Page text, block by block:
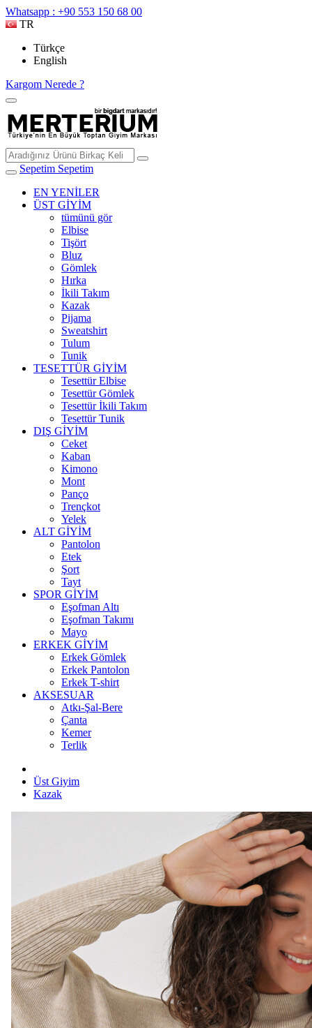
Whatsapp : +90 553 150 68 00
TR
Türkçe
English
Kargom Nerede ?
Sepetim Sepetim
EN YENİLER
ÜST GİYİM
tümünü gör
Elbise
Tişört
Bluz
Gömlek
Hırka
İkili Takım
Kazak
Pijama
Sweatshirt
Tulum
Tunik
TESETTÜR GİYİM
Tesettür Elbise
Tesettür Gömlek
Tesettür İkili Takım
Tesettür Tunik
DIŞ GİYİM
Ceket
Kaban
Kimono
Mont
Panço
Trençkot
Yelek
ALT GİYİM
Pantolon
Etek
Şort
Tayt
SPOR GİYİM
Eşofman Altı
Eşofman Takımı
Mayo
ERKEK GİYİM
Erkek Gömlek
Erkek Pantolon
Erkek T-shirt
AKSESUAR
Atkı-Şal-Bere
Çanta
Kemer
Terlik
Üst Giyim
Kazak